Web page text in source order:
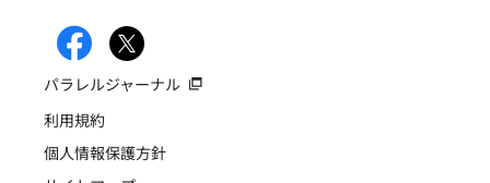
パラレルジャーナル
利用規約
個人情報保護方針